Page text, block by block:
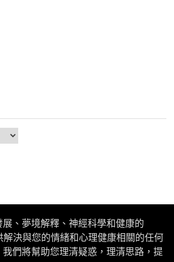
、夢境解釋、神經科學和健康的
決與您的情緒和心理健康相關的任何
們將幫助您理清疑惑，理清思路，提